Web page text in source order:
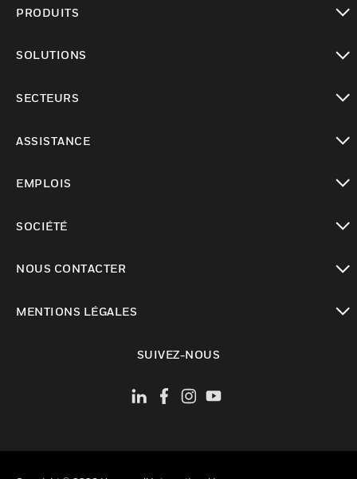
PRODUITS
SOLUTIONS
SECTEURS
ASSISTANCE
EMPLOIS
SOCIÉTÉ
NOUS CONTACTER
MENTIONS LÉGALES
SUIVEZ-NOUS